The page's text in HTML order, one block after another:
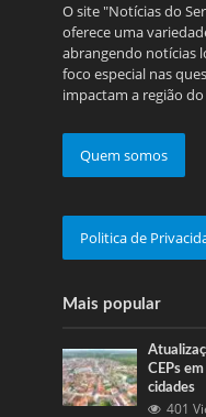
O site "Notícias do
oferece uma
abrangendo notícias
foco especial nas
impactam a região
Quem somos
Politica de
Mais popular
CEPs
cidades
401